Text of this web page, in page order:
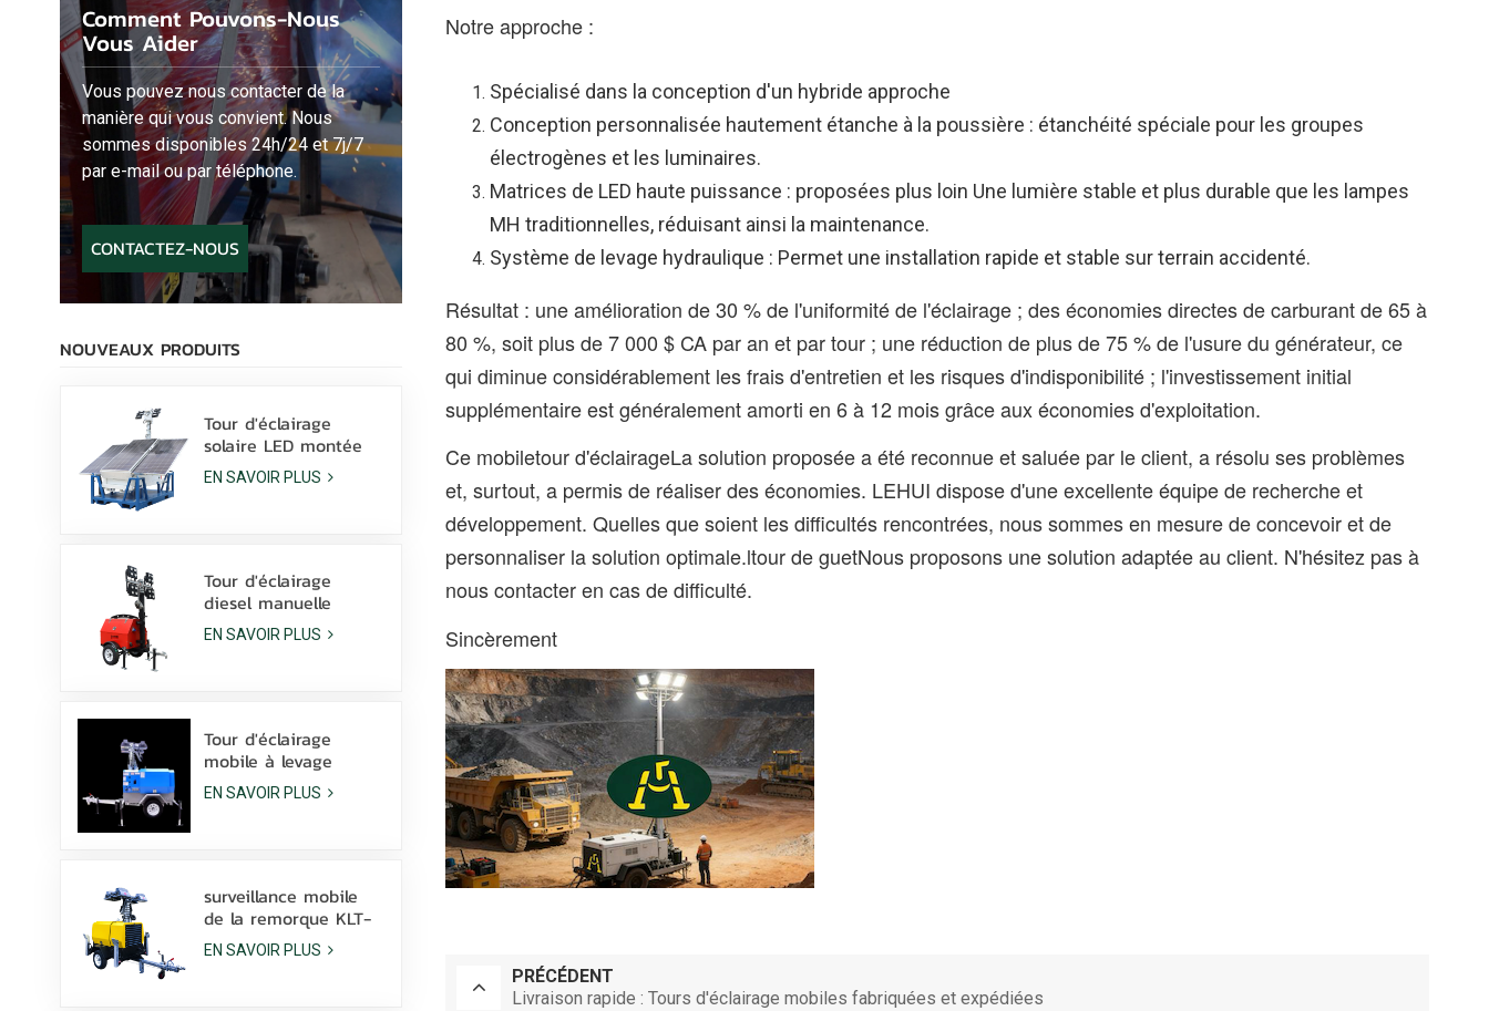
Comment Pouvons-Nous
Vous Aider
Vous pouvez nous contacter de la
manière qui vous convient. Nous
sommes disponibles 24h/24 et 7j/7
par e-mail ou par téléphone.
CONTACTEZ-NOUS
NOUVEAUX PRODUITS
Tour d'éclairage
solaire LED montée
sur patins avec
lampes LED 400 W et
EN SAVOIR PLUS
Tour d'éclairage
diesel manuelle
compacte et
économique avec 4
W
EN SAVOIR PLUS
Tour d'éclairage
mobile à levage
hydraulique manuel
de 9 m de hauteur
EN SAVOIR PLUS
surveillance mobile
de la remorque KLT-
10000V de tour
légère de mât de
EN SAVOIR PLUS
Notre approche :
Spécialisé dans la conception d'un hybride approche
Conception personnalisée hautement étanche à la poussière : étanchéité spéciale pour les groupes
électrogènes et les luminaires.
Matrices de LED haute puissance : proposées plus loin Une lumière stable et plus durable que les lampes
MH traditionnelles, réduisant ainsi la maintenance.
Système de levage hydraulique : Permet une installation rapide et stable sur terrain accidenté.
Résultat : une amélioration de 30 % de l'uniformité de l'éclairage ; des économies directes de carburant de 65 à
80 %, soit plus de 7 000 $ CA par an et par tour ; une réduction de plus de 75 % de l'usure du générateur, ce
qui diminue considérablement les frais d'entretien et les risques d'indisponibilité ; l'investissement initial
supplémentaire est généralement amorti en 6 à 12 mois grâce aux économies d'exploitation.
Ce mobiletour d'éclairageLa solution proposée a été reconnue et saluée par le client, a résolu ses problèmes
et, surtout, a permis de réaliser des économies. LEHUI dispose d'une excellente équipe de recherche et
développement. Quelles que soient les difficultés rencontrées, nous sommes en mesure de concevoir et de
personnaliser la solution optimale.ltour de guetNous proposons une solution adaptée au client. N'hésitez pas à
nous contacter en cas de difficulté.
Sincèrement
PRÉCÉDENT
Livraison rapide : Tours d'éclairage mobiles fabriquées et expédiées